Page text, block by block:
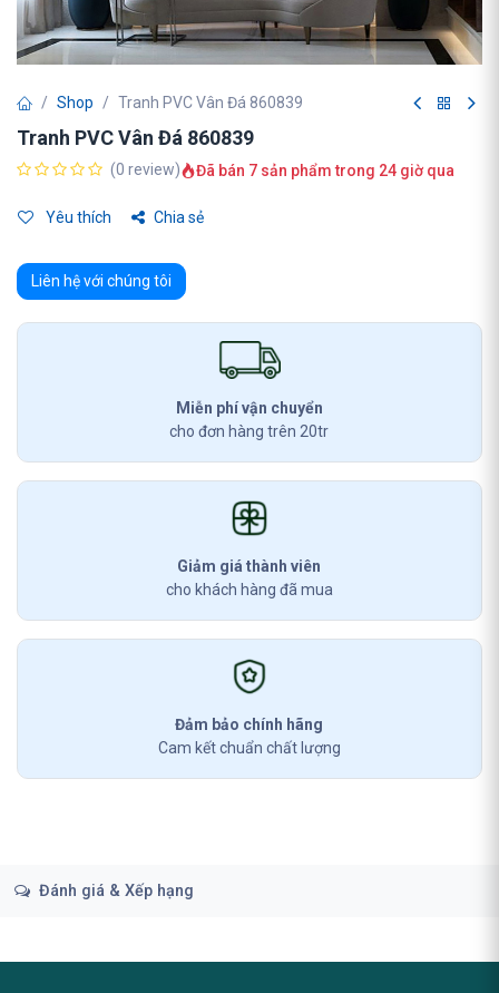
Shop Tranh PVC Vân Đá 860839
Tranh PVC Vân Đá 860839
(0 review) Đã bán 7 sản phẩm trong 24 giờ qua
Yêu thích Chia sẻ
Liên hệ với chúng tôi
Miễn phí vận chuyển
cho đơn hàng trên 20tr
Giảm giá thành viên
cho khách hàng đã mua
Đảm bảo chính hãng
Cam kết chuẩn chất lượng
Đánh giá & Xếp hạng